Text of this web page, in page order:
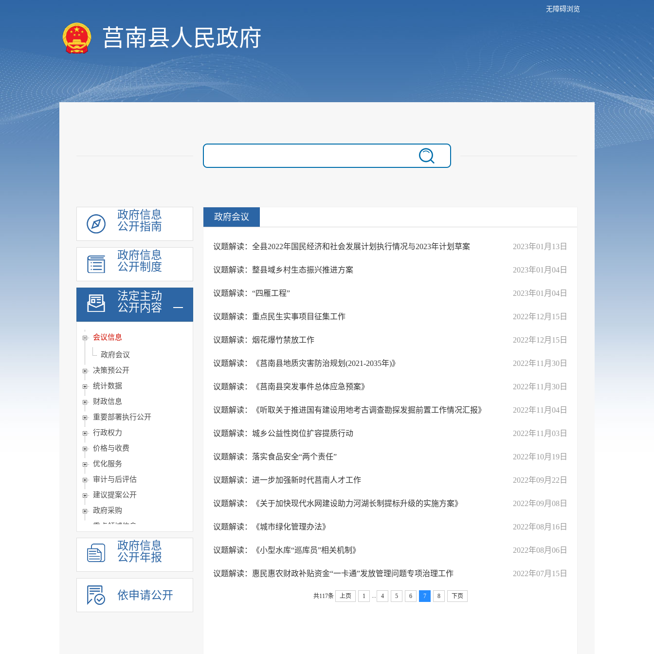
无障碍浏览
莒南县人民政府
政府信息
公开指南
政府信息
公开制度
法定主动
公开内容
履职依据
机构职能
人事信息
规划计划
会议信息
政府会议
决策预公开
统计数据
财政信息
重要部署执行公开
行政权力
价格与收费
优化服务
审计与后评估
建议提案公开
政府采购
重点领域信息
公共企事业单位信息公开
公告公示
政府公报
基层政务公开标准目录
政府信息
公开年报
依申请公开
政府会议
议题解读：全县2022年国民经济和社会发展计划执行情况与2023年计划草案 2023年01月13日
议题解读：整县域乡村生态振兴推进方案 2023年01月04日
议题解读：“四雁工程” 2023年01月04日
议题解读：重点民生实事项目征集工作 2022年12月15日
议题解读：烟花爆竹禁放工作 2022年12月15日
议题解读：《莒南县地质灾害防治规划(2021-2035年)》 2022年11月30日
议题解读：《莒南县突发事件总体应急预案》 2022年11月30日
议题解读：《听取关于推进国有建设用地考古调查勘探发掘前置工作情况汇报》 2022年11月04日
议题解读：城乡公益性岗位扩容提质行动 2022年11月03日
议题解读：落实食品安全“两个责任” 2022年10月19日
议题解读：进一步加强新时代莒南人才工作 2022年09月22日
议题解读：《关于加快现代水网建设助力河湖长制提标升级的实施方案》 2022年09月08日
议题解读：《城市绿化管理办法》 2022年08月16日
议题解读：《小型水库“巡库员”相关机制》 2022年08月06日
议题解读：惠民惠农财政补贴资金“一卡通”发放管理问题专项治理工作 2022年07月15日
共117条 上页 1 4 5 6 7 8 下页